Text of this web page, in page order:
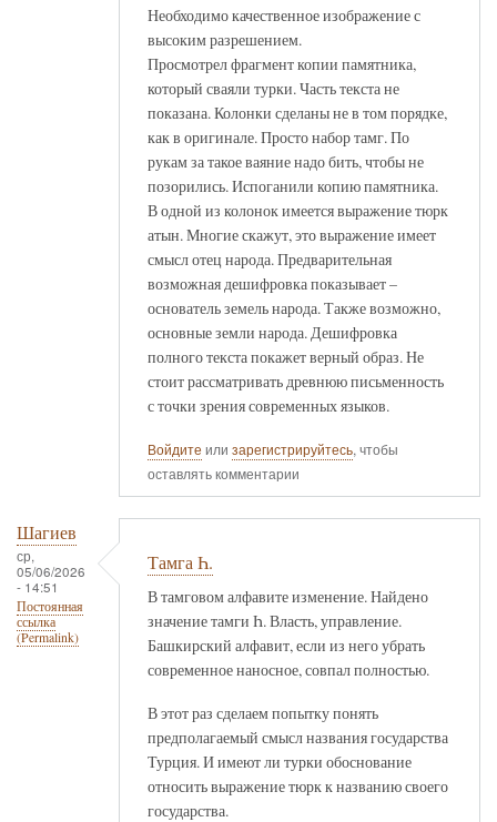
Необходимо качественное изображение с
высоким разрешением.
Просмотрел фрагмент копии памятника,
который сваяли турки. Часть текста не
показана. Колонки сделаны не в том порядке,
как в оригинале. Просто набор тамг. По
рукам за такое ваяние надо бить, чтобы не
позорились. Испоганили копию памятника.
В одной из колонок имеется выражение тюрк
атын. Многие скажут, это выражение имеет
смысл отец народа. Предварительная
возможная дешифровка показывает –
основатель земель народа. Также возможно,
основные земли народа. Дешифровка
полного текста покажет верный образ. Не
стоит рассматривать древнюю письменность
с точки зрения современных языков.
Войдите или зарегистрируйтесь, чтобы
оставлять комментарии
Шагиев
ср,
05/06/2026
- 14:51
Постоянная
ссылка
(Permalink)
Тамга Һ.
В тамговом алфавите изменение. Найдено
значение тамги Һ. Власть, управление.
Башкирский алфавит, если из него убрать
современное наносное, совпал полностью.
В этот раз сделаем попытку понять
предполагаемый смысл названия государства
Турция. И имеют ли турки обоснование
относить выражение тюрк к названию своего
государства.